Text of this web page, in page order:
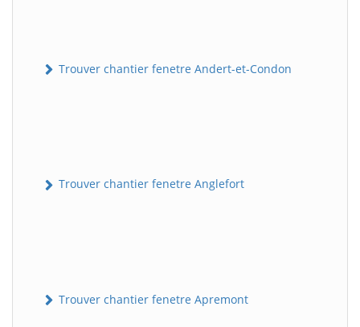
Trouver chantier fenetre Andert-et-Condon
Trouver chantier fenetre Anglefort
Trouver chantier fenetre Apremont